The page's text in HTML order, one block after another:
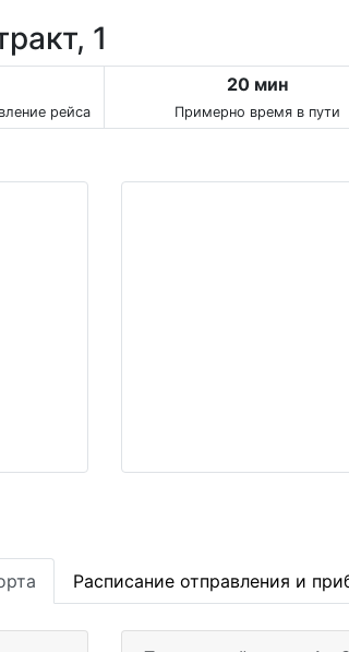
1
рейса
20 мин
Примерно время в пути
Расписание отправления и